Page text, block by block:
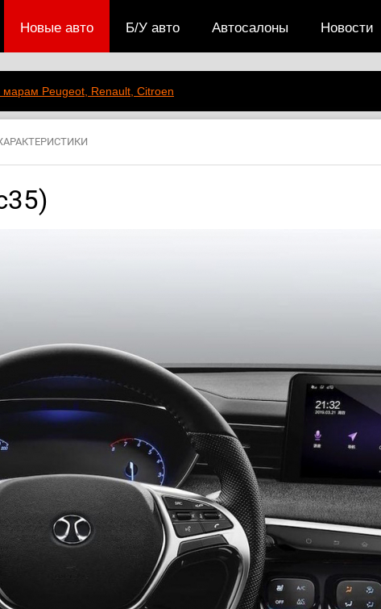
Новости
Автосалоны
Б/У авто
Новые авто
марам Peugeot, Renault, Citroen